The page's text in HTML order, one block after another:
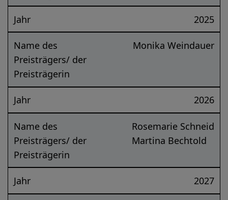
Jahr 2025
Name des
Preisträgers/ der
Preisträgerin
Monika Weindauer
Jahr 2026
Name des
Preisträgers/ der
Preisträgerin
Rosemarie Schneid
Martina Bechtold
Jahr 2027